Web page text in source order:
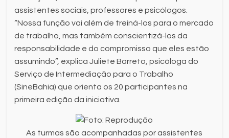
assistentes sociais, professores e psicólogos.
“Nossa função vai além de treiná-los para o mercado
de trabalho, mas também conscientizá-los da
responsabilidade e do compromisso que eles estão
assumindo”, explica Juliete Barreto, psicóloga do
Serviço de Intermediação para o Trabalho
(SineBahia) que orienta os 20 participantes na
primeira edição da iniciativa.
As turmas são acompanhadas por assistentes